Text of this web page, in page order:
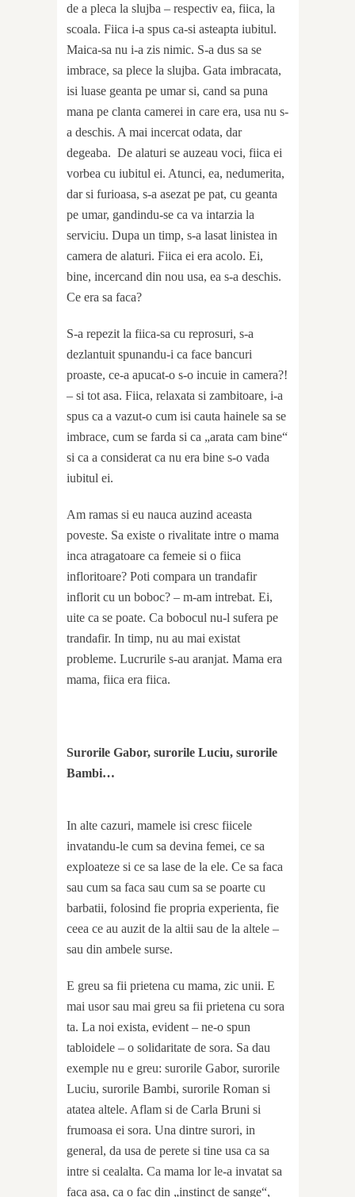
de a pleca la slujba – respectiv ea, fiica, la
scoala. Fiica i-a spus ca-si asteapta iubitul.
Maica-sa nu i-a zis nimic. S-a dus sa se
imbrace, sa plece la slujba. Gata imbracata,
isi luase geanta pe umar si, cand sa puna
mana pe clanta camerei in care era, usa nu s-
a deschis. A mai incercat odata, dar
degeaba. De alaturi se auzeau voci, fiica ei
vorbea cu iubitul ei. Atunci, ea, nedumerita,
dar si furioasa, s-a asezat pe pat, cu geanta
pe umar, gandindu-se ca va intarzia la
serviciu. Dupa un timp, s-a lasat linistea in
camera de alaturi. Fiica ei era acolo. Ei,
bine, incercand din nou usa, ea s-a deschis.
Ce era sa faca?
S-a repezit la fiica-sa cu reprosuri, s-a
dezlantuit spunandu-i ca face bancuri
proaste, ce-a apucat-o s-o incuie in camera?!
– si tot asa. Fiica, relaxata si zambitoare, i-a
spus ca a vazut-o cum isi cauta hainele sa se
imbrace, cum se farda si ca „arata cam bine“
si ca a considerat ca nu era bine s-o vada
iubitul ei.
Am ramas si eu nauca auzind aceasta
poveste. Sa existe o rivalitate intre o mama
inca atragatoare ca femeie si o fiica
infloritoare? Poti compara un trandafir
inflorit cu un boboc? – m-am intrebat. Ei,
uite ca se poate. Ca bobocul nu-l sufera pe
trandafir. In timp, nu au mai existat
probleme. Lucrurile s-au aranjat. Mama era
mama, fiica era fiica.
Surorile Gabor, surorile Luciu, surorile
Bambi…
In alte cazuri, mamele isi cresc fiicele
invatandu-le cum sa devina femei, ce sa
exploateze si ce sa lase de la ele. Ce sa faca
sau cum sa faca sau cum sa se poarte cu
barbatii, folosind fie propria experienta, fie
ceea ce au auzit de la altii sau de la altele –
sau din ambele surse.
E greu sa fii prietena cu mama, zic unii. E
mai usor sau mai greu sa fii prietena cu sora
ta. La noi exista, evident – ne-o spun
tabloidele – o solidaritate de sora. Sa dau
exemple nu e greu: surorile Gabor, surorile
Luciu, surorile Bambi, surorile Roman si
atatea altele. Aflam si de Carla Bruni si
frumoasa ei sora. Una dintre surori, in
general, da usa de perete si tine usa ca sa
intre si cealalta. Ca mama lor le-a invatat sa
faca asa, ca o fac din „instinct de sange“,